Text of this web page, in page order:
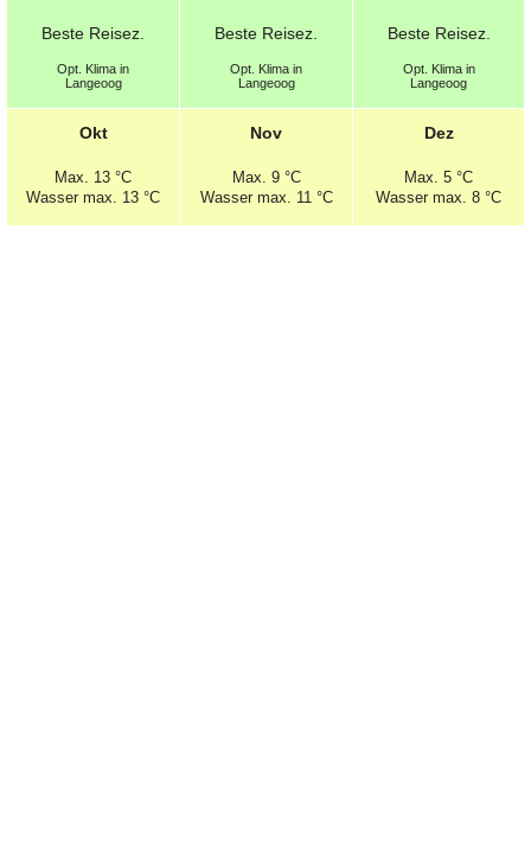
Beste Reisez.
Opt. Klima in
Langeoog
Beste Reisez.
Opt. Klima in
Langeoog
Beste Reisez.
Opt. Klima in
Langeoog
Okt
Max. 13 °C
Wasser max. 13 °C
Nov
Max. 9 °C
Wasser max. 11 °C
Dez
Max. 5 °C
Wasser max. 8 °C